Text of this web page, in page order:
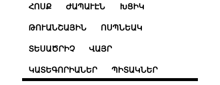
ՀՈՍՔ ԺԱՊԱՒԷՆ ԽՑԻԿ
ԹՈՒԱՆՇԱՅԻՆ ՈՍՊՆԵԱԿ
ՏԵՍԱԾՐԻՉ ՎԱՅՐ
ԿԱՏԵԳՈՐԻԱՆԵՐ ՊԻՏԱԿՆԵՐ